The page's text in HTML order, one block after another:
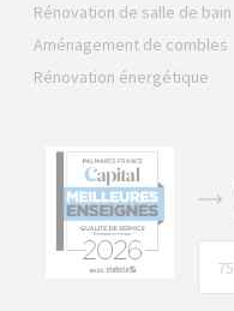
Rénovation de salle de bain
Aménagement de combles
Rénovation énergétique